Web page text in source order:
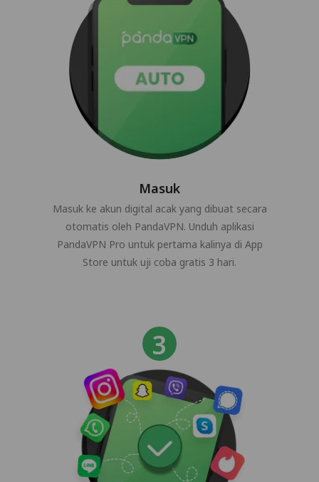
Masuk
Masuk ke akun digital acak yang dibuat secara
otomatis oleh PandaVPN. Unduh aplikasi
PandaVPN Pro untuk pertama kalinya di App
Store untuk uji coba gratis 3 hari.